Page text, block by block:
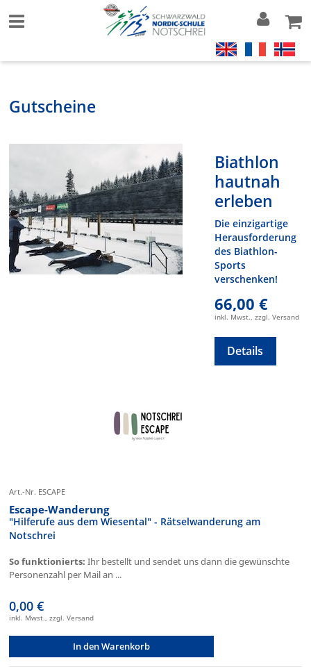
Gutscheine
Biathlon
hautnah
erleben
Die einzigartige
Herausforderung
des Biathlon-
Sports
verschenken!
66,00 €
inkl. Mwst., zzgl. Versand
Details
Art.-Nr. ESCAPE
Escape-Wanderung
"Hilferufe aus dem Wiesental" - Rätselwanderung am
Notschrei
So funktionierts: Ihr bestellt und sendet uns dann die gewünschte
Personenzahl per Mail an ...
0,00 €
inkl. Mwst., zzgl. Versand
In den Warenkorb